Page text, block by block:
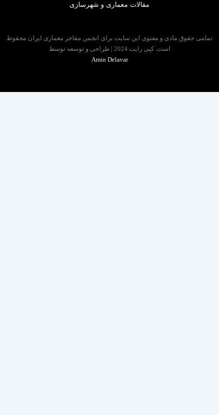
مقالات معماری و شهرسازی
حقوق مادی و معنوی این سایت برای انجمن مفاخر معماری ایران محفوظ
است. کپی رایت 2024 | طراحی و توسعه توسط
Amin Delavar